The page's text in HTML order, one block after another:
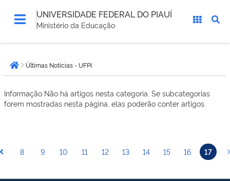
UNIVERSIDADE FEDERAL DO PIAUÍ
Ministério da Educação
está
aqui:Página inicial
Últimas Notícias - UFPI
Informação Não há artigos nesta categoria. Se subcategorias
forem mostradas nesta página, elas poderão conter artigos.
8 9 10 11 12 13 14 15 16 17